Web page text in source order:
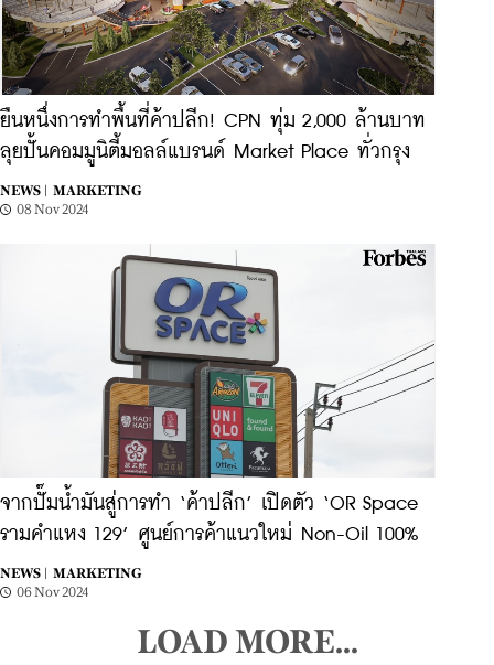
ยืนหนึ่งการทำพื้นที่ค้าปลีก! CPN ทุ่ม 2,000 ล้านบาท
ลุยปั้นคอมมูนิตี้มอลล์แบรนด์ Market Place ทั่วกรุง
NEWS |
MARKETING
08 Nov 2024
จากปั๊มน้ำมันสู่การทำ ‘ค้าปลีก’ เปิดตัว ‘OR Space
รามคำแหง 129’ ศูนย์การค้าแนวใหม่ Non-Oil 100%
NEWS |
MARKETING
06 Nov 2024
LOAD MORE...